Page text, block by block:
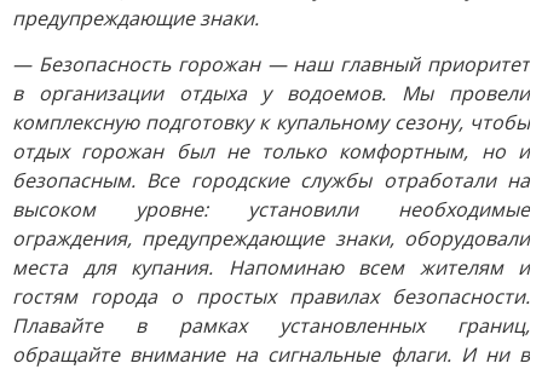
предупреждающие знаки.
— Безопасность горожан — наш главный приоритет
в организации отдыха у водоемов. Мы провели
комплексную подготовку к купальному сезону, чтобы
отдых горожан был не только комфортным, но и
безопасным. Все городские службы отработали на
высоком уровне: установили необходимые
ограждения, предупреждающие знаки, оборудовали
места для купания. Напоминаю всем жителям и
гостям города о простых правилах безопасности.
Плавайте в рамках установленных границ,
обращайте внимание на сигнальные флаги. И ни в